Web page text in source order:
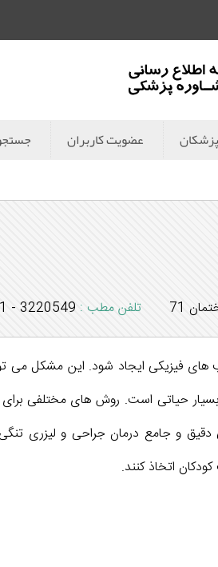
عضویت کاربران
71 تلفن مطب : 3220549 - 031
های فیزیکی ایجاد شود. این مشکل
حیاتی است. روش های مختلفی برای
و جامع درمان جراحی و لیزری
اتخاذ کنند.